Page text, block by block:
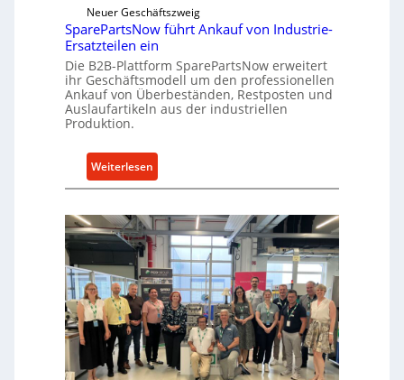
k
t
A
n
t
i
b
i
c
k
e
l
t
-
l
a
t
f
o
m
w
Neuer Geschäftszweig
SparePartsNow führt Ankauf von Industrie-
Ersatzteilen ein
Die B2B-Plattform SparePartsNow erweitert
ihr Geschäftsmodell um den professionellen
Ankauf von Überbeständen, Restposten und
Auslaufartikeln aus der industriellen
Produktion.
Weiterlesen
S
a
r
P
a
r
s
N